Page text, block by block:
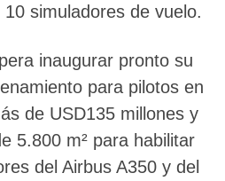
simuladores de vuelo.
inaugurar pronto su
para pilotos en
de USD135 millones y
5.800 m² para habilitar
del Airbus A350 y del